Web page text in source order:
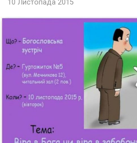
10 Листопада 2015